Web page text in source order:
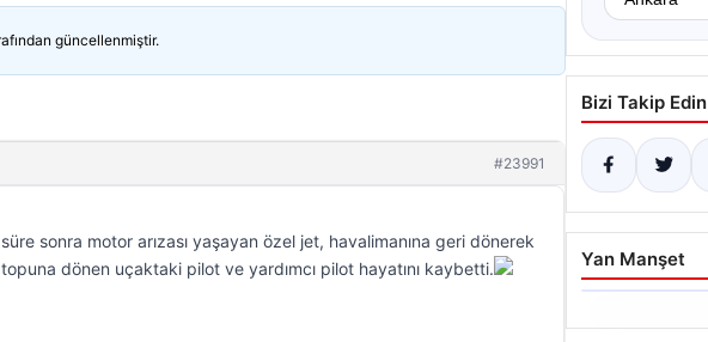
güncellenmiştir.
#23991
sonra motor arızası yaşayan özel jet, havalimanına geri dönerek
dönen uçaktaki pilot ve yardımcı pilot hayatını kaybetti.
Bizi Takip Edin
Yan Manşet
06.08.2026